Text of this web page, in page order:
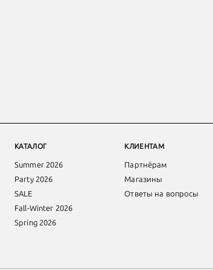
КАТАЛОГ
Summer 2026
Party 2026
SALE
Fall-Winter 2026
Spring 2026
КЛИЕНТАМ
Партнёрам
Магазины
Ответы на вопросы